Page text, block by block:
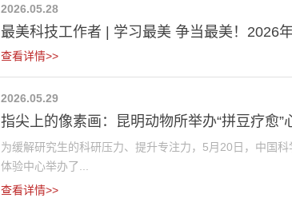
2026.05.28
最美科技工作者 | 学习最美 争当最美！2026
查看详情>>
2026.05.29
指尖上的像素画：昆明动物所举办“拼豆疗愈”
为缓解研究生的科研压力、提升专注力，5月20日，中国
体验中心举办了...
查看详情>>